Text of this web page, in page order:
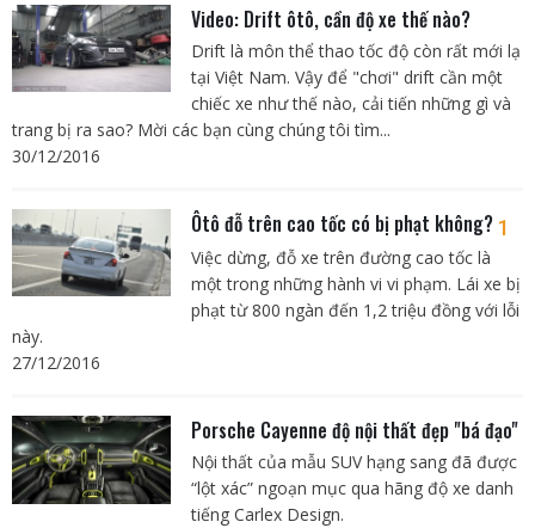
Video: Drift ôtô, cần độ xe thế nào?
Drift là môn thể thao tốc độ còn rất mới lạ
tại Việt Nam. Vậy để "chơi" drift cần một
chiếc xe như thế nào, cải tiến những gì và
trang bị ra sao? Mời các bạn cùng chúng tôi tìm...
30/12/2016
Ôtô đỗ trên cao tốc có bị phạt không? 1
Việc dừng, đỗ xe trên đường cao tốc là
một trong những hành vi vi phạm. Lái xe bị
phạt từ 800 ngàn đến 1,2 triệu đồng với lỗi
này.
27/12/2016
Porsche Cayenne độ nội thất đẹp "bá đạo"
Nội thất của mẫu SUV hạng sang đã được
“lột xác” ngoạn mục qua hãng độ xe danh
tiếng Carlex Design.